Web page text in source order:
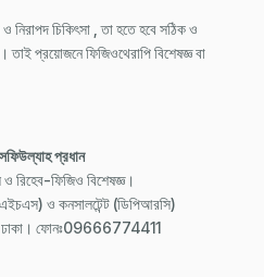
নিরাপদ চিকিৎসা , তা হতে হবে সঠিক ও
তাই প্রয়োজনে ফিজিওথেরাপি বিশেষজ্ঞ বা
প্রধান
রিহেব-ফিজিও বিশেষজ্ঞ।
ও কনসালটেন্ট (ডিপিআরসি)
ঢাকা। ফোনঃ09666774411